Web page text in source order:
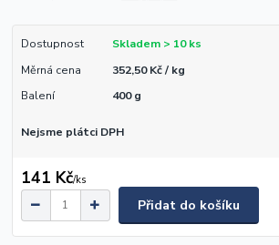
Dostupnost
Skladem > 10 ks
Měrná cena
352,50 Kč / kg
Balení
400 g
Nejsme plátci DPH
141 Kč/ks
Přidat do košíku